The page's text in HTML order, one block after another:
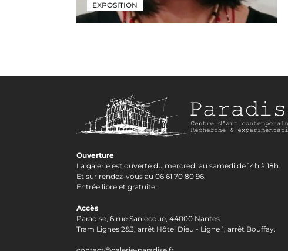
EXPOSITION
EXPOSITION